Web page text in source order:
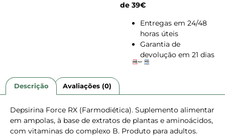
de 39€
Entregas em 24/48
horas úteis
Garantia de
devolução em 21 dias
Descrição Avaliações (0)
Depsirina Force RX (Farmodiética). Suplemento alimentar
em ampolas, à base de extratos de plantas e aminoácidos,
com vitaminas do complexo B. Produto para adultos.